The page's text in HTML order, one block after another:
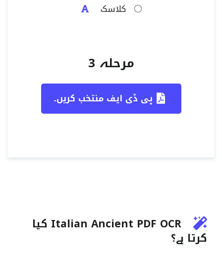
کلاسک
مرحلہ 3
پی ڈی ایف منتخب کریں۔
Italian Ancient PDF OCR کیا
کرتا ہے؟